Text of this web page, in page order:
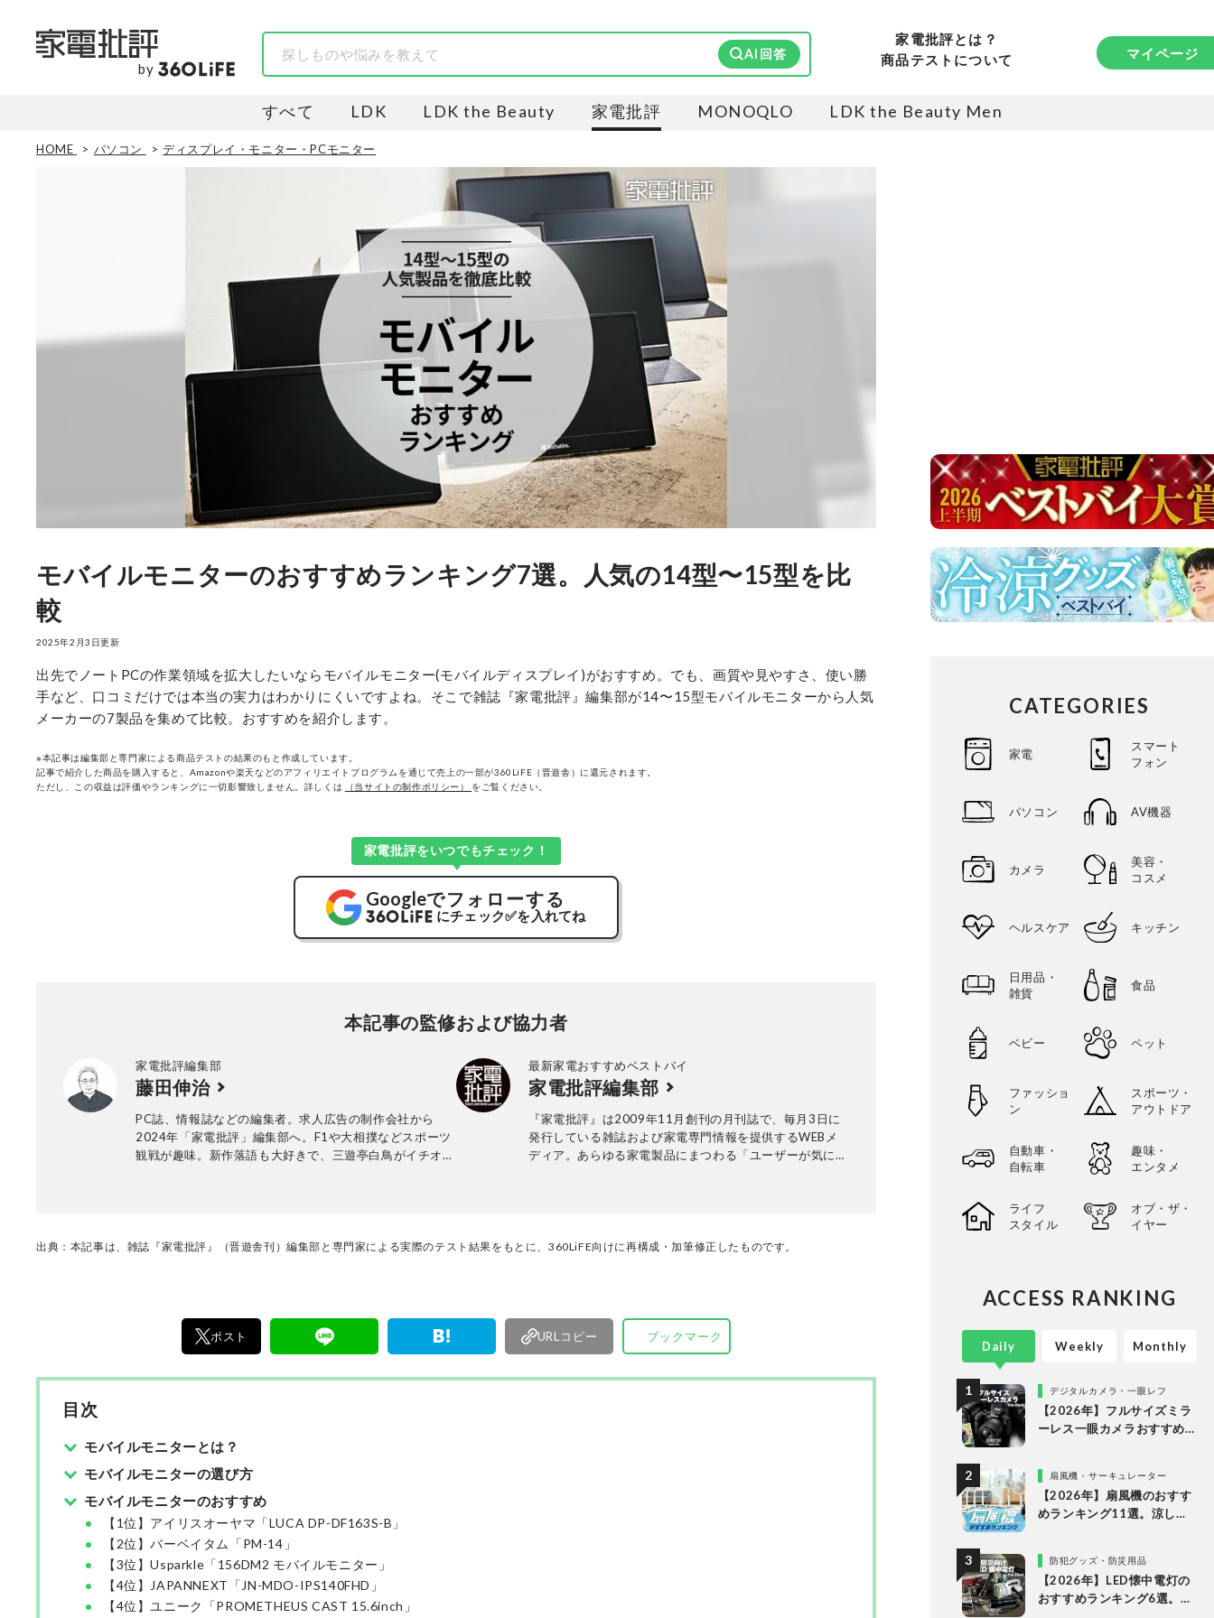
by
AI回答
家電批評とは？
商品テストについて
マイページ
すべて LDK LDK the Beauty 家電批評 MONOQLO LDK the Beauty Men
HOME パソコン ディスプレイ・モニター・PCモニター
モバイルモニターのおすすめランキング7選。人気の14型〜15型を比
較
2025年2月3日更新
出先でノートPCの作業領域を拡大したいならモバイルモニター(モバイルディスプレイ)がおすすめ。でも、画質や見やすさ、使い勝
手など、口コミだけでは本当の実力はわかりにくいですよね。そこで雑誌『家電批評』編集部が14〜15型モバイルモニターから人気
メーカーの7製品を集めて比較。おすすめを紹介します。
※本記事は編集部と専門家による商品テストの結果のもと作成しています。
記事で紹介した商品を購入すると、Amazonや楽天などのアフィリエイトプログラムを通じて売上の一部が360LiFE（晋遊舎）に還元されます。
ただし、この収益は評価やランキングに一切影響致しません。詳しくは
（当サイトの制作ポリシー） をご覧ください。
家電批評をいつでもチェック！
Googleでフォローする
にチェック✅を入れてね
本記事の監修および協力者
家電批評編集部
藤田伸治
PC誌、情報誌などの編集者。求人広告の制作会社から
2024年「家電批評」編集部へ。F1や大相撲などスポーツ
観戦が趣味。新作落語も大好きで、三遊亭白鳥がイチオ
最新家電おすすめベストバイ
家電批評編集部
『家電批評』は2009年11月創刊の月刊誌で、毎月3日に
発行している雑誌および家電専門情報を提供するWEBメ
ディア。あらゆる家電製品にまつわる「ユーザーが気にな
く製品の本質的な性能を見極め、その良し悪しをありのま
出典：本記事は、雑誌『家電批評』（晋遊舎刊）編集部と専門家による実際のテスト結果をもとに、360LiFE向けに再構成・加筆修正したものです。
ポスト URLコピー ブックマーク
目次
モバイルモニターとは？
モバイルモニターの選び方
モバイルモニターのおすすめ
【1位】アイリスオーヤマ「LUCA DP-DF163S-B」
【2位】バーベイタム「PM-14」
【3位】Usparkle「156DM2 モバイルモニター」
【4位】JAPANNEXT「JN-MDO-IPS140FHD」
【4位】ユニーク「PROMETHEUS CAST 15.6inch」
CATEGORIES
家電
スマート
フォン
パソコン AV機器
カメラ
美容・
コスメ
ヘルスケア キッチン
日用品・
雑貨
食品
ベビー ペット
ファッショ
ン
スポーツ・
アウトドア
自動車・
自転車
趣味・
エンタメ
ライフ
スタイル
オブ・ザ・
イヤー
ACCESS RANKING
Daily
デジタルカメラ・一眼レフ
【2026年】フルサイズミラ
ーレス一眼カメラおすすめ
扇風機・サーキュレーター
【2026年】扇風機のおすす
めランキング11選。涼しい
防犯グッズ・防災用品
【2026年】LED懐中電灯の
おすすめランキング6選。防
Weekly Monthly